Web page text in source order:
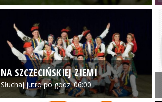
NA SZCZECIŃSKIEJ ZIEMI
Słuchaj jutro po godz. 06:00